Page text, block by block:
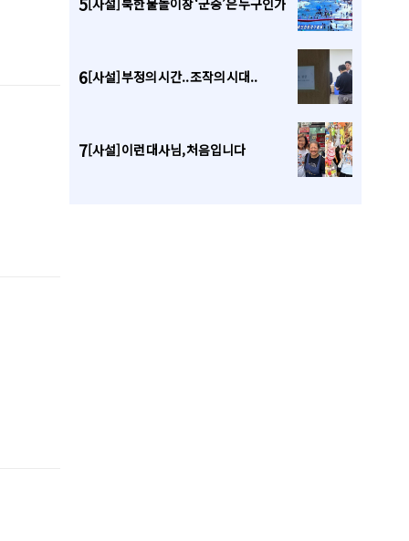
[사설] 부정의 시간.. 조작의 시대..
6
[사설] 이런 대사님, 처음입니다
7